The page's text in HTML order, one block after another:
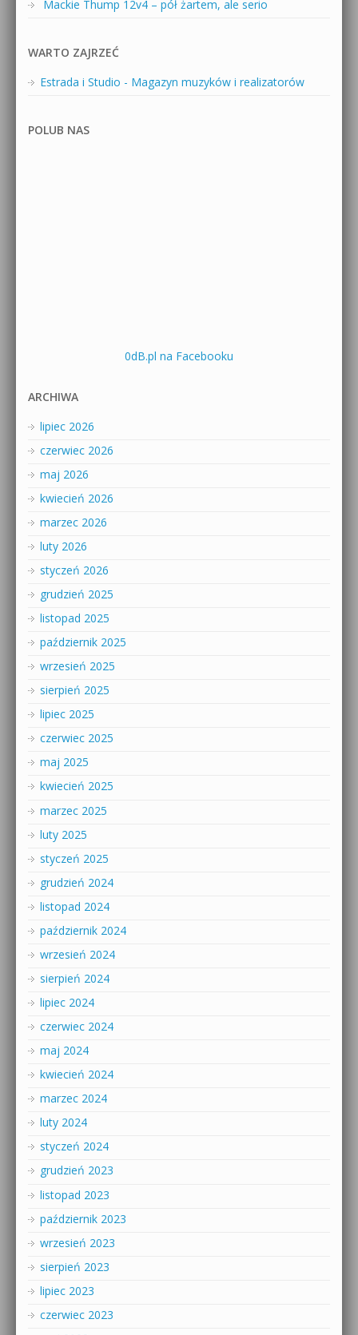
Mackie Thump 12v4 – pół żartem, ale serio
WARTO ZAJRZEĆ
Estrada i Studio - Magazyn muzyków i realizatorów
POLUB NAS
0dB.pl na Facebooku
ARCHIWA
lipiec 2026
czerwiec 2026
maj 2026
kwiecień 2026
marzec 2026
luty 2026
styczeń 2026
grudzień 2025
listopad 2025
październik 2025
wrzesień 2025
sierpień 2025
lipiec 2025
czerwiec 2025
maj 2025
kwiecień 2025
marzec 2025
luty 2025
styczeń 2025
grudzień 2024
listopad 2024
październik 2024
wrzesień 2024
sierpień 2024
lipiec 2024
czerwiec 2024
maj 2024
kwiecień 2024
marzec 2024
luty 2024
styczeń 2024
grudzień 2023
listopad 2023
październik 2023
wrzesień 2023
sierpień 2023
lipiec 2023
czerwiec 2023